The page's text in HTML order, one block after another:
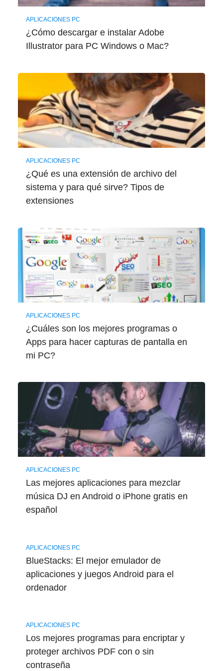
APLICACIONES PC
¿Cómo descargar e instalar Adobe
Illustrator para PC Windows o Mac?
APLICACIONES PC
¿Qué es una extensión de archivo del
sistema y para qué sirve? Tipos de
extensiones
APLICACIONES PC
¿Cuáles son los mejores programas o
Apps para hacer capturas de pantalla en
mi PC?
APLICACIONES PC
Las mejores aplicaciones para mezclar
música DJ en Android o iPhone gratis en
español
APLICACIONES PC
BlueStacks: El mejor emulador de
aplicaciones y juegos Android para el
ordenador
APLICACIONES PC
Los mejores programas para encriptar y
proteger archivos PDF con o sin
contraseña